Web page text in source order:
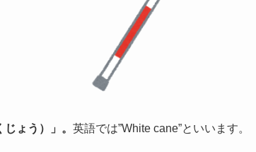
ょう）」。 英語では”White cane”といいます。